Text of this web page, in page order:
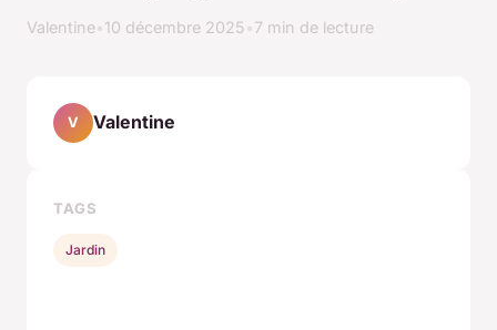
Valentine 10 décembre 2025 7 min de lecture
V Valentine
TAGS
Jardin